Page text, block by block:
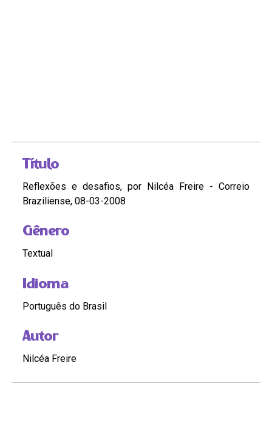
Título
Reflexões e desafios, por Nilcéa Freire - Correio
Braziliense, 08-03-2008
Gênero
Textual
Idioma
Português do Brasil
Autor
Nilcéa Freire